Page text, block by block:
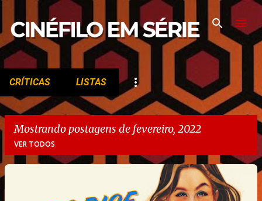
CRÍTICAS LISTAS
Mostrando postagens de fevereiro, 2022
VER TODOS